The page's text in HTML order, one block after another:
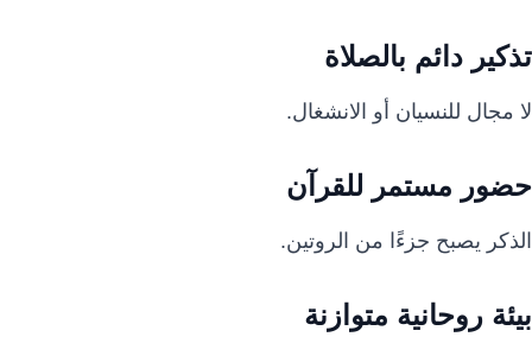
تذكير دائم بالصلاة
لا مجال للنسيان أو الانشغال.
حضور مستمر للقرآن
الذكر يصبح جزءًا من الروتين.
بيئة روحانية متوازنة